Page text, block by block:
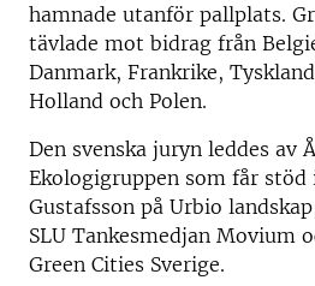
hamnade utanför pallplats.
tävlade mot bidrag från
Danmark, Frankrike,
Holland och Polen.
Den svenska juryn leddes av
Ekologigruppen som får
Gustafsson på Urbio
SLU Tankesmedjan Movium
Green Cities Sverige.